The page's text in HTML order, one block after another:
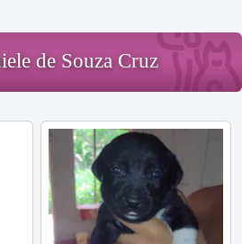
de Souza Cruz